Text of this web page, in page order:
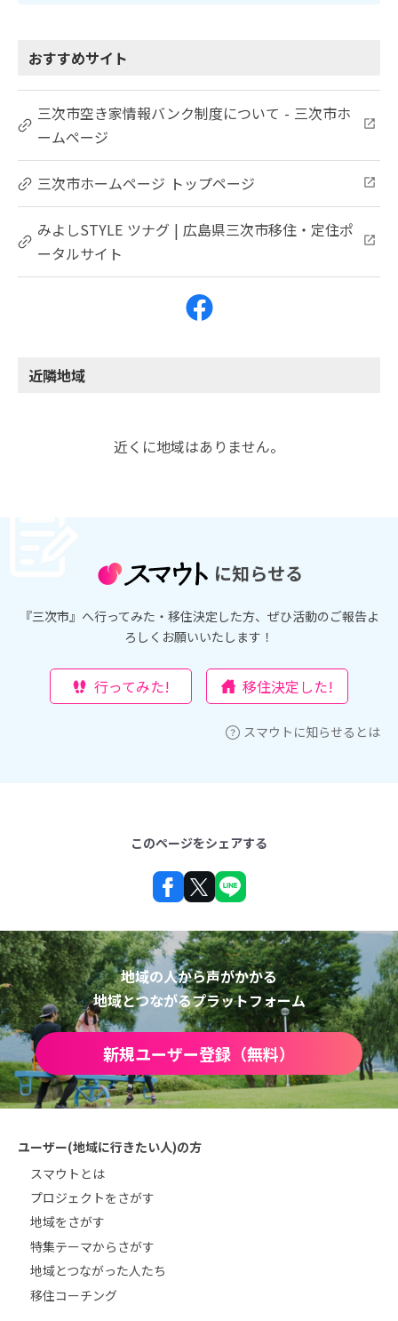
おすすめサイト
三次市空き家情報バンク制度について - 三次市ホ
ームページ
三次市ホームページ トップページ
みよしSTYLE ツナグ | 広島県三次市移住・定住ポ
ータルサイト
近隣地域
近くに地域はありません。
に知らせる
『三次市』へ行ってみた・移住決定した方、ぜひ活動のご報告よ
ろしくお願いいたします！
行ってみた! 移住決定した!
スマウトに知らせるとは
このページをシェアする
地域の人から声がかかる
地域とつながるプラットフォーム
新規ユーザー登録（無料）
ユーザー(地域に行きたい人)の方
スマウトとは
プロジェクトをさがす
地域をさがす
特集テーマからさがす
地域とつながった人たち
移住コーチング